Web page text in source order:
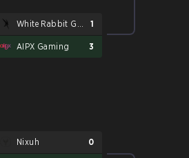
1
AIPX Gaming 3
Nixuh 0